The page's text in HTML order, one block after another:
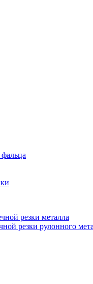
резки металла
резки рулонного